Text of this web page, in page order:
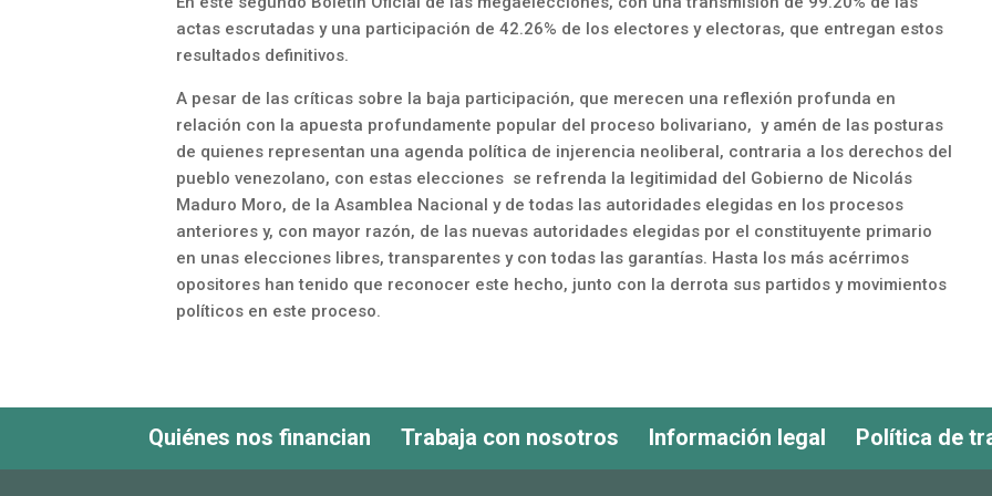
actas escrutadas y una participación de 42.26% de los electores y electoras, que entregan estos
resultados definitivos.
A pesar de las críticas sobre la baja participación, que merecen una reflexión profunda en
relación con la apuesta profundamente popular del proceso bolivariano, y amén de las posturas
de quienes representan una agenda política de injerencia neoliberal, contraria a los derechos del
pueblo venezolano, con estas elecciones se refrenda la legitimidad del Gobierno de Nicolás
Maduro Moro, de la Asamblea Nacional y de todas las autoridades elegidas en los procesos
anteriores y, con mayor razón, de las nuevas autoridades elegidas por el constituyente primario
en unas elecciones libres, transparentes y con todas las garantías. Hasta los más acérrimos
opositores han tenido que reconocer este hecho, junto con la derrota sus partidos y movimientos
políticos en este proceso.
Quiénes nos financian Trabaja con nosotros Información legal Política de